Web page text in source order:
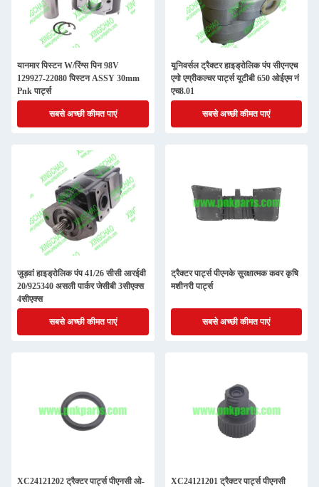
यानमार पिस्टन W/रिंग्स पिन 98V
129927-22080 पिस्टन ASSY 30mm
Pnk पार्ट्स
सबसे अच्छी कीमत पाएं
यूनिवर्सल ट्रैक्टर हाइड्रोलिक पंप सीएनएच
एगो एग्रीकल्चर पार्ट्स यूटीबी 650 ओईएम नं
एच8.01
सबसे अच्छी कीमत पाएं
जुड़वां हाइड्रोलिक पंप 41/26 सीसी आरईवी
20/925340 असली पार्कर जेसीबी 3सीएक्स
4सीएक्स
सबसे अच्छी कीमत पाएं
ट्रैक्टर पार्ट्स पीएनके सुरक्षात्मक कवर कृषि
मशीनरी पार्ट्स
सबसे अच्छी कीमत पाएं
XC24121202 ट्रैक्टर पार्ट्स पीएनसी ओ-
XC24121201 ट्रैक्टर पार्ट्स पीएनसी